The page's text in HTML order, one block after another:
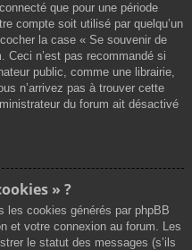
que pour une période
compte soit utilisé par quelqu’un
la case « Se souvenir de
Ceci n’est pas recommandé si
public, comme une librairie,
n’arrivez pas à trouver cette
du forum ait désactivé
» ?
les cookies générés par phpBB
et votre connexion au forum. Les
le statut des messages (s’ils